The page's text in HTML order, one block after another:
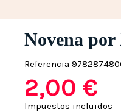
Novena por
Referencia
2,00 €
Impuestos incluidos